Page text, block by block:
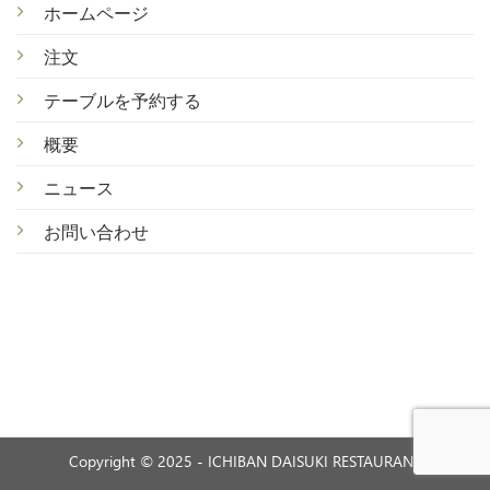
ホームページ
注文
テーブルを予約する
概要
ニ ュース
お問い合わせ
Copyright © 2025 - ICHIBAN DAISUKI RESTAURANT